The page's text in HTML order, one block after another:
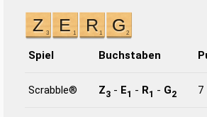
Spiel Buchstaben
Scrabble® Z3 - E1 - R1 - G2 7